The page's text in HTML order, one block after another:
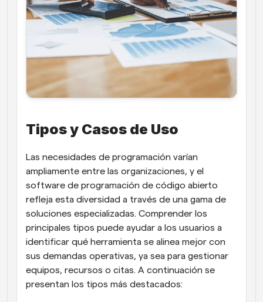
Tipos y Casos de Uso
Las necesidades de programación varían
ampliamente entre las organizaciones, y el
software de programación de código abierto
refleja esta diversidad a través de una gama de
soluciones especializadas. Comprender los
principales tipos puede ayudar a los usuarios a
identificar qué herramienta se alinea mejor con
sus demandas operativas, ya sea para gestionar
equipos, recursos o citas. A continuación se
presentan los tipos más destacados: